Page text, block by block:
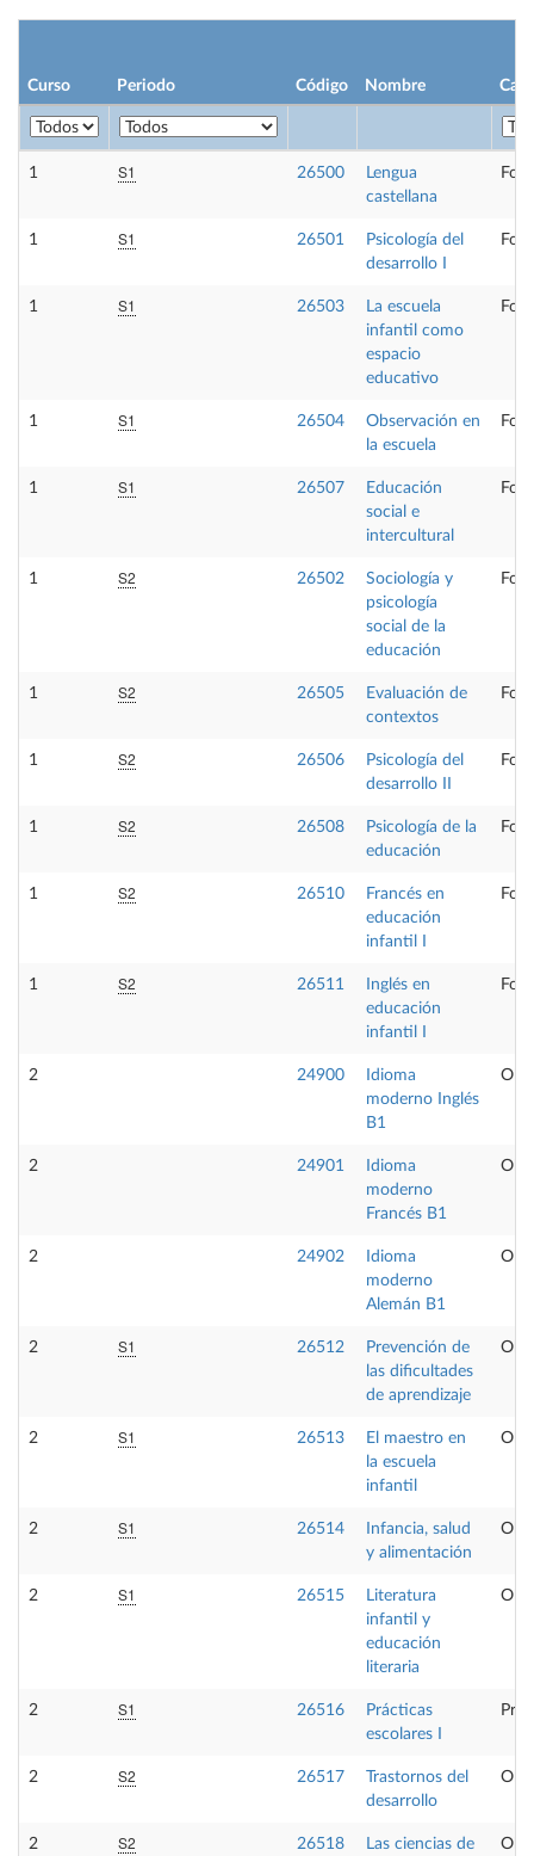
Curso Periodo Código Nombre
1 S1 26500
Lengua
castellana
1 S1 26501
Psicología del
desarrollo I
1 S1 26503
La escuela
infantil como
espacio
educativo
1 S1 26504
Observación en
la escuela
1 S1 26507
Educación
social e
intercultural
1 S2 26502
Sociología y
psicología
social de la
educación
1 S2 26505
Evaluación de
contextos
1 S2 26506
Psicología del
desarrollo II
1 S2 26508
Psicología de la
educación
1 S2 26510
Francés en
educación
infantil I
1 S2 26511
Inglés en
educación
infantil I
2 24900
Idioma
moderno Inglés
B1
2 24901
Idioma
moderno
Francés B1
2 24902
Idioma
moderno
Alemán B1
2 S1 26512
Prevención de
las dificultades
de aprendizaje
2 S1 26513
El maestro en
la escuela
infantil
2 S1 26514
Infancia, salud
y alimentación
2 S1 26515
Literatura
infantil y
educación
literaria
2 S1 26516
Prácticas
escolares I
2 S2 26517
Trastornos del
desarrollo
2 S2 26518 Las ciencias de